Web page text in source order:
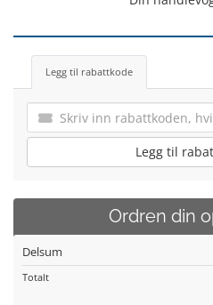
Legg til rabattkode
Legg til
Ordren din
Delsum
Totalt